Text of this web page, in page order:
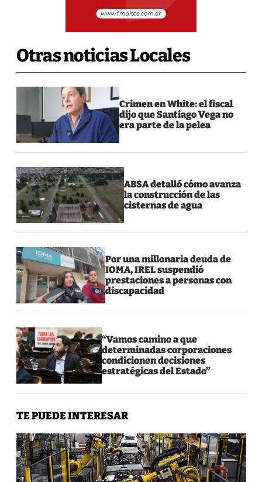
Otras noticias Locales
Crimen en White: el fiscal
dijo que Santiago Vega no
era parte de la pelea
ABSA detalló cómo avanza
la construcción de las
cisternas de agua
Por una millonaria deuda de
IOMA, IREL suspendió
prestaciones a personas con
discapacidad
“Vamos camino a que
determinadas corporaciones
condicionen decisiones
estratégicas del Estado”
TE PUEDE INTERESAR